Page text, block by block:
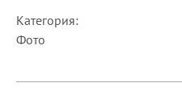
Категория:
Фото